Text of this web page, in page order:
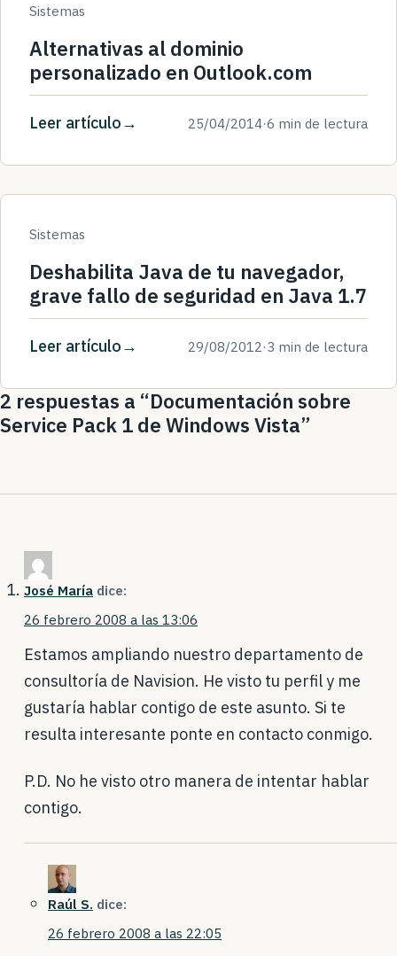
Sistemas
Alternativas al dominio
personalizado en Outlook.com
Leer artículo 25/04/2014·6 min de lectura
Sistemas
Deshabilita Java de tu navegador,
grave fallo de seguridad en Java 1.7
Leer artículo 29/08/2012 ·3 min de lectura
2 respuestas a “Documentación sobre
Service Pack 1 de Windows Vista”
José María dice:
26 febrero 2008 a las 13:06
Estamos ampliando nuestro departamento de
consultoría de Navision. He visto tu perfil y me
gustaría hablar contigo de este asunto. Si te
resulta interesante ponte en contacto conmigo.
P.D. No he visto otro manera de intentar hablar
contigo.
Raúl S. dice:
26 febrero 2008 a las 22:05